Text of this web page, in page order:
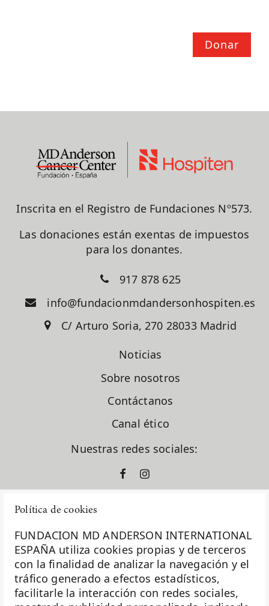
Política de cookies
FUNDACION MD ANDERSON INTERNATIONAL
ESPAÑA utiliza cookies propias y de terceros
con la finalidad de analizar la navegación y el
tráfico generado a efectos estadísticos,
facilitarle la interacción con redes sociales,
Donar
Inscrita en el Registro de Fundaciones Nº573.
Las donaciones están exentas de impuestos
para los donantes.
917 878 625
info@fundacionmdandersonhospiten.es
C/ Arturo Soria, 270 28033 Madrid
Noticias
Sobre nosotros
Contáctanos
Canal ético
Nuestras redes sociales:
La Fundación MD Anderson España - Hospiten es
miembro de laAsociación Española de Fundaciones